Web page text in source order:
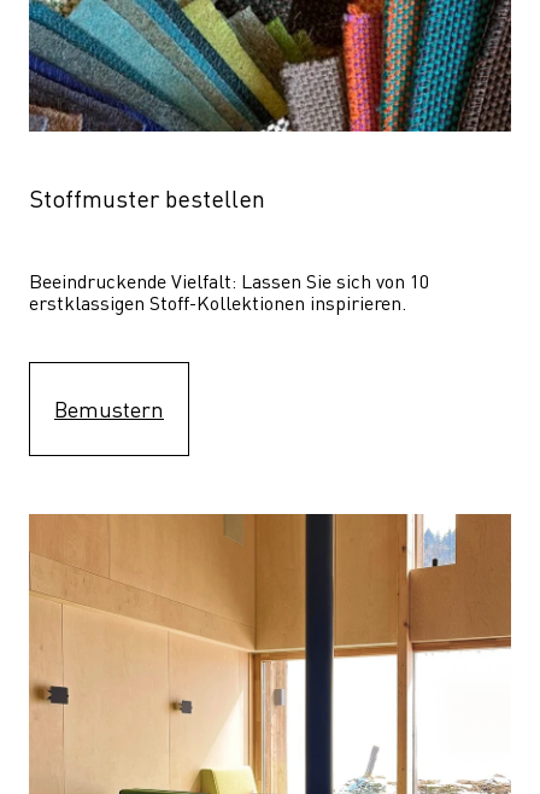
Stoffmuster bestellen
Beeindruckende Vielfalt: Lassen Sie sich von 10
erstklassigen Stoff-Kollektionen inspirieren.
Bemustern